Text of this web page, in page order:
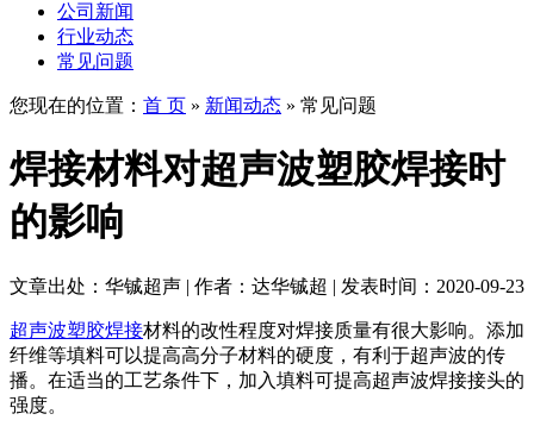
公司新闻
行业动态
常见问题
您现在的位置： 首 页 » 新闻动态 » 常见问题
焊接材料对超声波塑胶焊接时
的影响
文章出处：华铖超声 | 作者：达华铖超 | 发表时间：2020-09-23
超声波塑胶焊接材料的改性程度对焊接质量有很大影响。添加
纤维等填料可以提高高分子材料的硬度，有利于超声波的传
播。在适当的工艺条件下，加入填料可提高超声波焊接接头的
强度。